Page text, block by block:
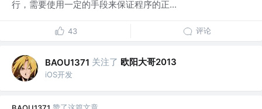
行，需要使用一定的手段来保证程序的正...
43 评论
BAOU1371 关注了 欧阳大哥2013
iOS开发